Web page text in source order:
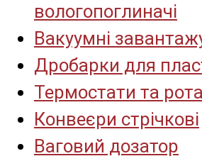
вологопоглиначі
Вакуумні
Дробарки для
Термостати та
Конвеєри стрічкові
Ваговий дозатор